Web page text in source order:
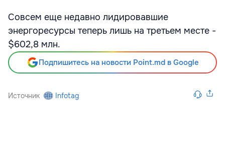
Совсем еще недавно лидировавшие
энергоресурсы теперь лишь на третьем месте -
$602,8 млн.
Подпишитесь на новости Point.md в Google
Источник Infotag